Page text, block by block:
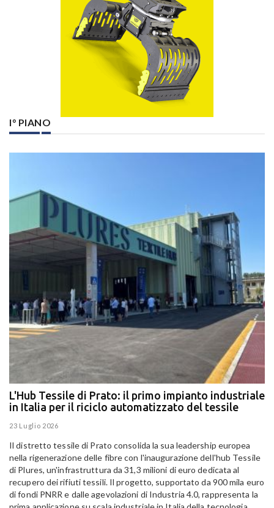
I° PIANO
L'Hub Tessile di Prato: il primo impianto industriale
in Italia per il riciclo automatizzato del tessile
23 Luglio 2026
Il distretto tessile di Prato consolida la sua leadership europea
nella rigenerazione delle fibre con l'inaugurazione dell'hub Tessile
di Plures, un'infrastruttura da 31,3 milioni di euro dedicata al
recupero dei rifiuti tessili. Il progetto, supportato da 900 mila euro
di fondi PNRR e dalle agevolazioni di Industria 4.0, rappresenta la